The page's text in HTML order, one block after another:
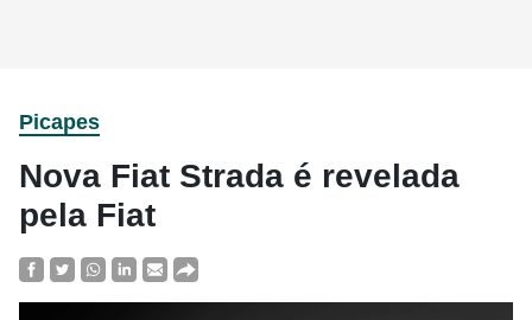
Picapes
Nova Fiat Strada é revelada
pela Fiat